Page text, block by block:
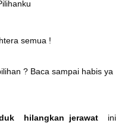
semua !
? Baca sampai habis ya
hilangkan jerawat
ini